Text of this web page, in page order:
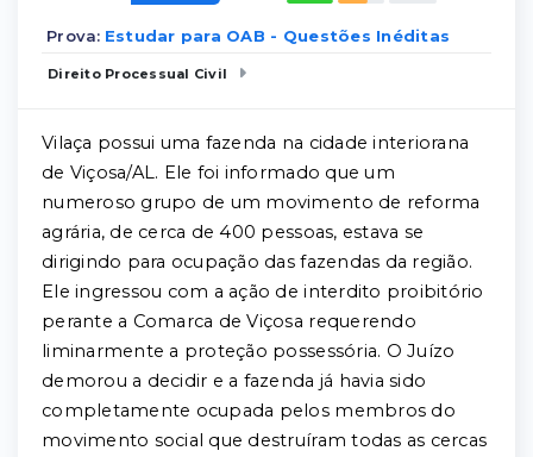
Prova: Estudar para OAB - Questões Inéditas
Direito Processual Civil
Vilaça possui uma fazenda na cidade interiorana
de Viçosa/AL. Ele foi informado que um
numeroso grupo de um movimento de reforma
agrária, de cerca de 400 pessoas, estava se
dirigindo para ocupação das fazendas da região.
Ele ingressou com a ação de interdito proibitório
perante a Comarca de Viçosa requerendo
liminarmente a proteção possessória. O Juízo
demorou a decidir e a fazenda já havia sido
completamente ocupada pelos membros do
movimento social que destruíram todas as cercas